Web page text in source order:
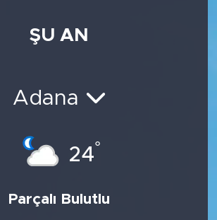
ŞU AN
Adana
24°
Parçalı Bulutlu